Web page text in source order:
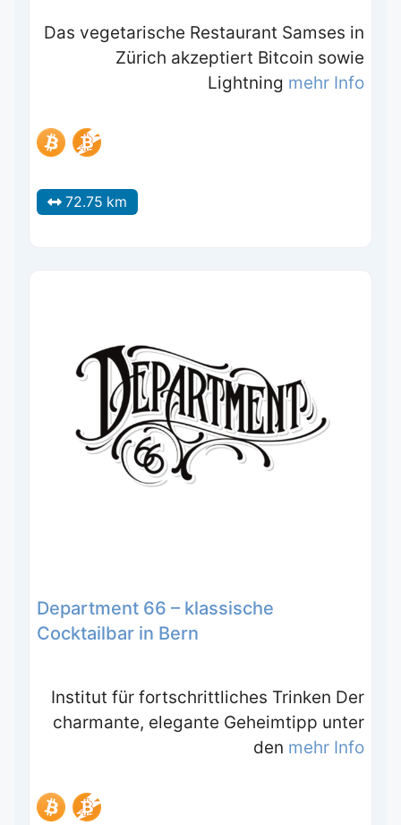
Das vegetarische Restaurant Samses in
Zürich akzeptiert Bitcoin sowie
Lightning mehr Info
72.75 km
Department 66 – klassische
Cocktailbar in Bern
Institut für fortschrittliches Trinken Der
charmante, elegante Geheimtipp unter
den mehr Info